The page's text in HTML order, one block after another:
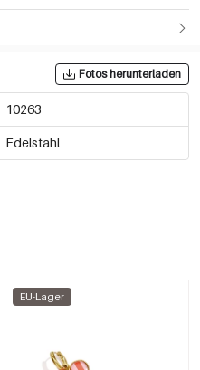
Fotos herunterladen
10263
Edelstahl
EU-Lager